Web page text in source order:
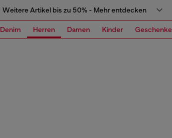
Weitere Artikel bis zu 50% - Mehr entdecken
Denim Herren Damen Kinder Geschenke